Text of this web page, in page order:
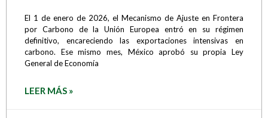
El 1 de enero de 2026, el Mecanismo de Ajuste en Frontera
por Carbono de la Unión Europea entró en su régimen
definitivo, encareciendo las exportaciones intensivas en
carbono. Ese mismo mes, México aprobó su propia Ley
General de Economía
LEER MÁS »